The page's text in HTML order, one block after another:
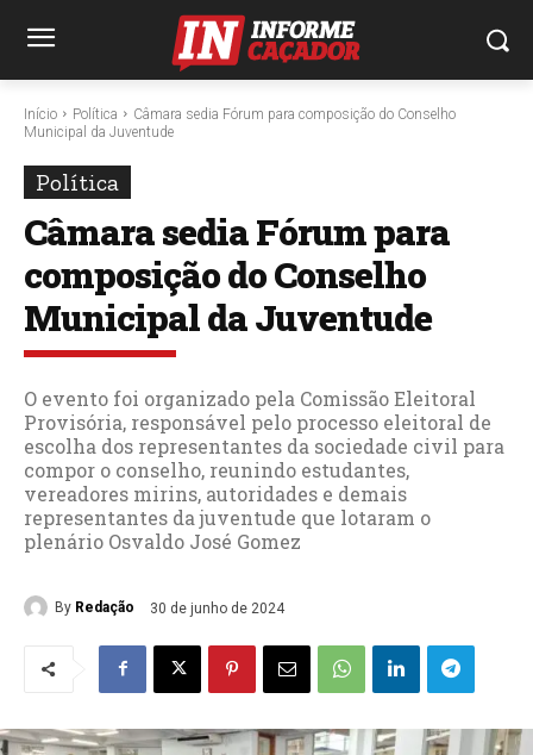
Início Política
Câmara sedia Fórum para composição do Conselho
Municipal da Juventude
Política
Câmara sedia Fórum para
composição do Conselho
Municipal da Juventude
O evento foi organizado pela Comissão Eleitoral
Provisória, responsável pelo processo eleitoral de
escolha dos representantes da sociedade civil para
compor o conselho, reunindo estudantes,
vereadores mirins, autoridades e demais
representantes da juventude que lotaram o
plenário Osvaldo José Gomez
By Redação 30 de junho de 2024